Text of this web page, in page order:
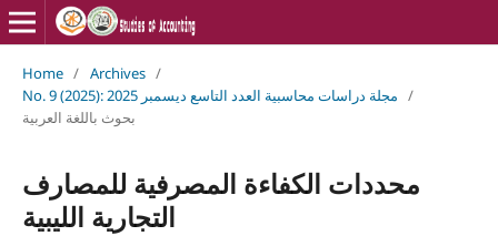
Home / Archives /
No. 9 (2025): مجلة دراسات محاسبية العدد التاسع ديسمبر 2025 /
بحوث باللغة العربية
محددات الكفاءة المصرفية للمصارف
التجارية الليبية